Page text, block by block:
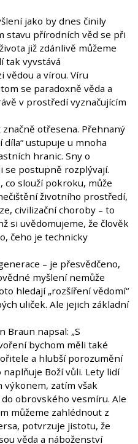
jako by dnes činily
stavu přírodních věd se při
již zdánlivě můžeme
tak vyvstává
a vírou. Víru
se paradoxně věda a
v prostředí vyznačujícím
otřesena. Přehnaný
ustupuje u mnoha
hranic. Sny o
se postupně rozplývají.
co slouží pokroku, může
životního prostředí,
civilizační choroby – to
si uvědomujeme, že člověk
čeho je technicky
– je přesvědčeno,
myšlení nemůže
hledají „rozšíření vědomí“
uliček. Ale jejich základní
Braun napsal: „S
bychom měli také
a hlubší porozumění
Boží vůli. Lety lidí
výkonem, zatím však
obrovského vesmíru. Ale
můžeme zahlédnout z
potvrzuje jistotu, že
věda a náboženství